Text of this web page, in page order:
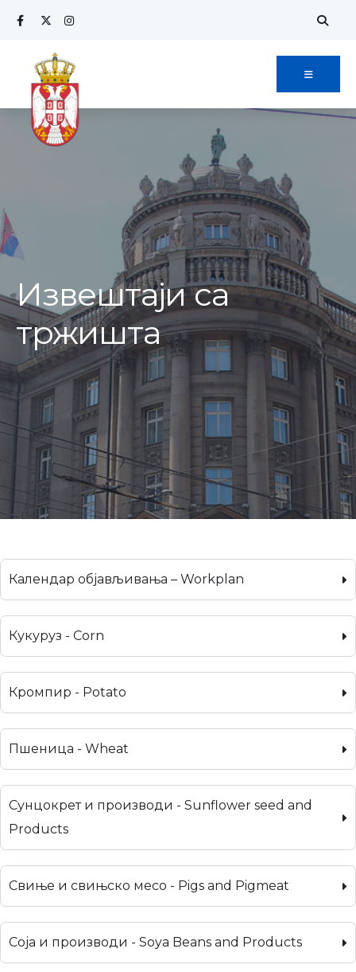
Извештаји са
тржишта
Календар објављивања – Workplan
Кукуруз - Corn
Кромпир - Potato
Пшеница - Wheat
Сунцокрет и производи - Sunflower seed and
Products
Свиње и свињско месо - Pigs and Pigmeat
Соја и производи - Soya Beans and Products